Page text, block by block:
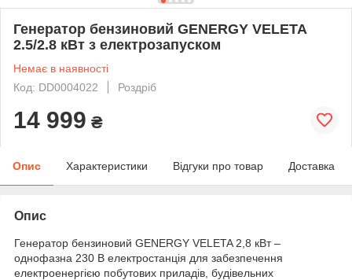
Генератор бензиновий GENERGY VELETA
2.5/2.8 кВт з електрозапуском
Немає в наявності
Код: DD0004022
Роздріб
14 999 ₴
Опис Характеристики Відгуки про товар Доставка
Опис
Генератор бензиновий GENERGY VELETA 2,8 кВт –
однофазна 230 В електростанція для забезпечення
електроенергією побутових приладів, будівельних